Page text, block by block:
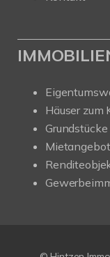
Häuser zum
Grundstücke